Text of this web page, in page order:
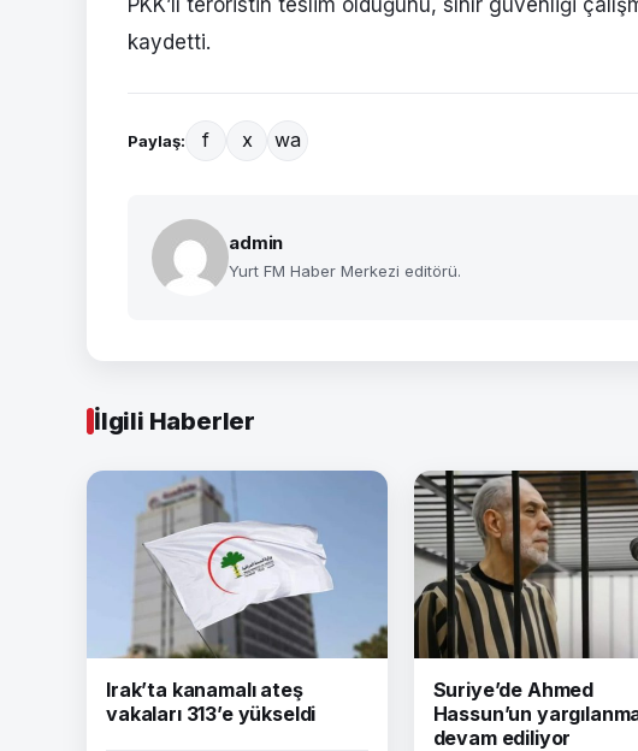
kaydetti.
Paylaş: f x wa
admin
Yurt FM Haber Merkezi editörü.
İlgili Haberler
Irak’ta kanamalı ateş
vakaları 313’e yükseldi
Suriye’de Ahmed
Hassun’un
devam ediliyor